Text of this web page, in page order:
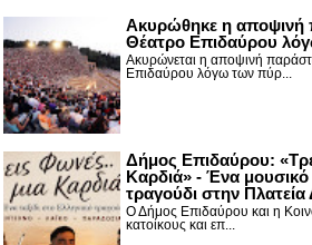
Ακυρώθηκε η αποψινή
Θέατρο Επιδαύρου
Ακυρώνεται η αποψινή
Επιδαύρου λόγω των πύρ...
Δήμος Επιδαύρου:
Καρδιά» - Ένα μουσικό
τραγούδι στην Πλατεία
Ο Δήμος Επιδαύρου και η
κατοίκους και επ...